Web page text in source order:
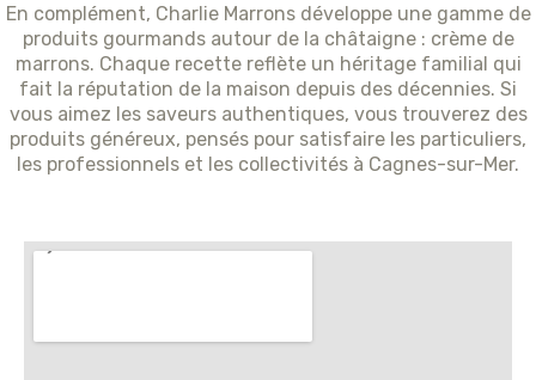
En complément, Charlie Marrons développe une gamme de
produits gourmands autour de la châtaigne : crème de
marrons. Chaque recette reflète un héritage familial qui
fait la réputation de la maison depuis des décennies. Si
vous aimez les saveurs authentiques, vous trouverez des
produits généreux, pensés pour satisfaire les particuliers,
les professionnels et les collectivités à Cagnes-sur-Mer.